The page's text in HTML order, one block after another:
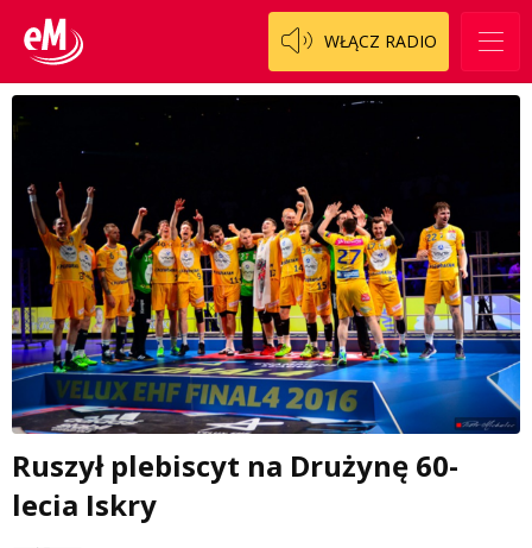
WŁĄCZ RADIO
Ruszył plebiscyt na Drużynę 60-
lecia Iskry